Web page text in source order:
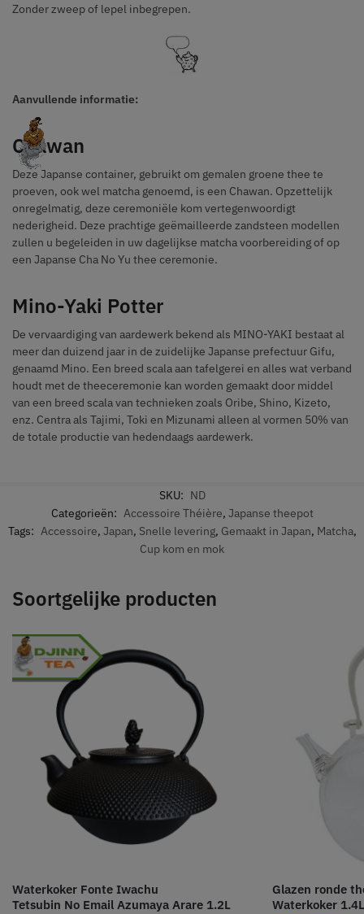
Zonder zweep of lepel inbegrepen.
Aanvullende informatie:
Chawan
Deze Japanse container, gebruikt om gemalen groene thee te
proeven, ook wel matcha genoemd, is een Chawan. Opzettelijk
onregelmatig, deze ceremoniële kom vertegenwoordigt
nederigheid. Deze prachtige geëmailleerde zandsteen modellen
zullen u begeleiden in uw dagelijkse matcha voorbereiding of op
een Japanse Cha No Yu thee ceremonie.
Mino-Yaki Potter
De vervaardiging van aardewerk bekend als MINO-YAKI bestaat al
meer dan duizend jaar in de zuidelijke Japanse prefectuur Gifu,
genaamd Mino. Een breed scala aan tafelgerei en alles wat verband
houdt met de theeceremonie kan worden gemaakt door middel
van een breed scala van technieken zoals Oribe, Shino, Kizeto,
enz. Centra als Tajimi, Toki en Mizunami alleen al vormen 50% van
de totale productie van hedendaags aardewerk.
SKU: ND
Categorieën: Accessoire Théière, Japanse theepot
Tags: Accessoire, Japan, Snelle levering, Gemaakt in Japan, Matcha,
Cup kom en mok
Soortgelijke producten
Waterkoker Fonte Iwachu
Tetsubin No Email Azumaya Arare 1.2L
Glazen ronde
Waterkoker 1.4L